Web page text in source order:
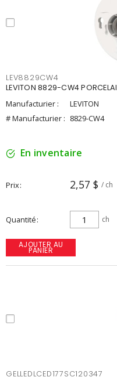
LEV8829CW4
LEVITON 8829-CW4
Manufacturier :
LEVITON
# Manufacturier : 8829-CW4
En inventaire
Prix 2,57 $ / ch
Quantité ch
AJOUTER AU
PANIER
GELLEDLCED177SC120347